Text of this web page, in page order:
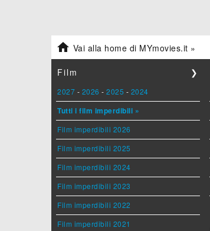
 Vai alla home di MYmovies.it »
Film ❯
2027 - 2026 - 2025 - 2024
Tutti i film imperdibili »
Film imperdibili 2026
Film imperdibili 2025
Film imperdibili 2024
Film imperdibili 2023
Film imperdibili 2022
Film imperdibili 2021